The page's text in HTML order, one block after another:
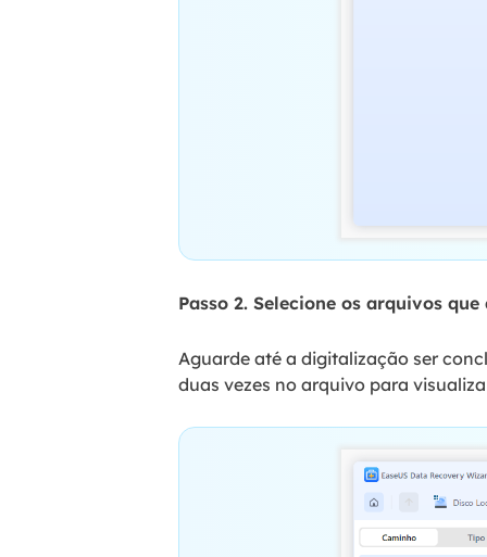
Passo 2. Selecione os arquivos
Aguarde até a digitalização ser
duas vezes no arquivo para